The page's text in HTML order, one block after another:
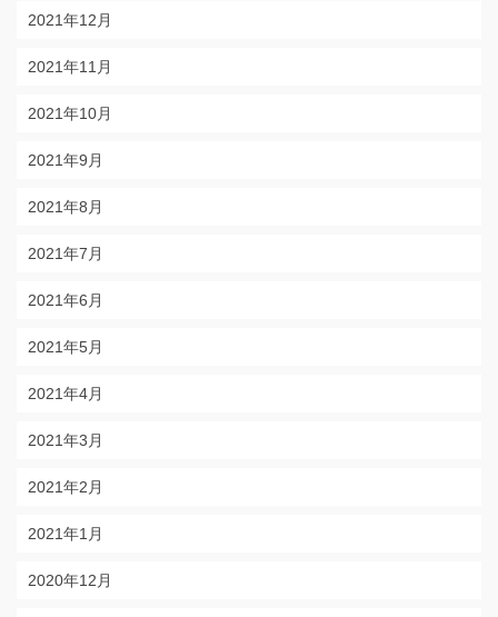
2021年12月
2021年11月
2021年10月
2021年9月
2021年8月
2021年7月
2021年6月
2021年5月
2021年4月
2021年3月
2021年2月
2021年1月
2020年12月